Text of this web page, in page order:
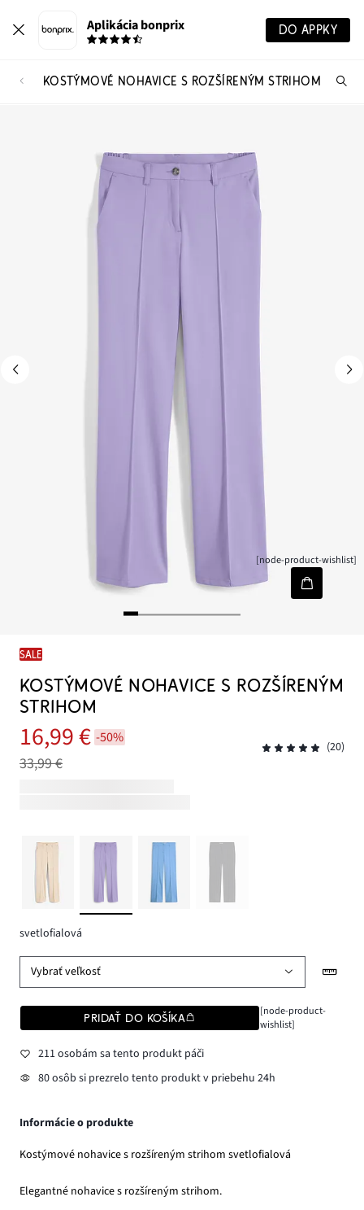
Aplikácia bonprix DO APPKY
KOSTÝMOVÉ NOHAVICE S ROZŠÍRENÝM STRIHOM
[node-product-wishlist]
SALE
KOSTÝMOVÉ NOHAVICE S ROZŠÍRENÝM
STRIHOM
16,99 € -50%
33,99 €
(20)
svetlofialová
Vybrať veľkosť
PRIDAŤ DO KOŠÍKA
[node-product-
wishlist]
211 osobám sa tento produkt páči
80 osôb si prezrelo tento produkt v priebehu 24h
Informácie o produkte
Kostýmové nohavice s rozšíreným strihom svetlofialová
Elegantné nohavice s rozšíreným strihom.